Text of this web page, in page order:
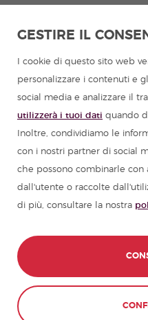
Campi estivi in Spagna
Corsi di spagnolo
Risorse per imparare lo
Partners
Guide di viaggio in Spagna
Guide di viaggio in
GESTIRE IL
I cookie di questo sito web
personalizzare i contenuti e
social media e analizzare il
utilizzerà i tuoi dati quando
Inoltre, condividiamo le
con i nostri partner di social
che possono combinarle con
dall'utente o raccolte
di più, consultare la nostra